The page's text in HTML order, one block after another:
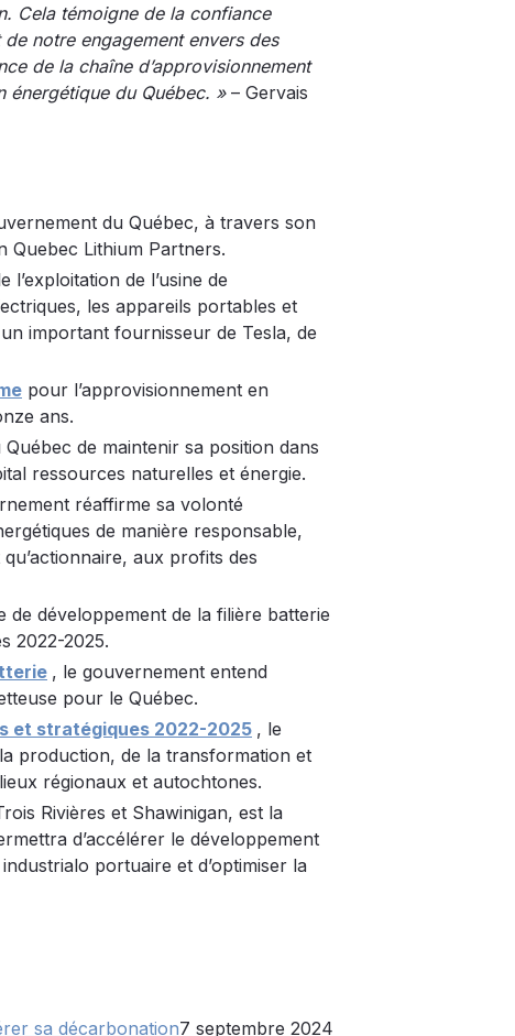
Cela témoigne de la confiance
notre engagement envers des
de la chaîne d’approvisionnement
énergétique du Québec. »– Gervais
du Québec, à travers son
Quebec Lithium Partners.
de l’usine de
les appareils portables et
important fournisseur de Tesla, de
pour l’approvisionnement en
ans.
de maintenir sa position dans
ressources naturelles et énergie.
réaffirme sa volonté
de manière responsable,
aux profits des
de développement de la filière batterie
2022-2025.
, le gouvernement entend
pour le Québec.
et stratégiques 2022-2025 , le
production, de la transformation et
régionaux et autochtones.
Rivières et Shawinigan, est la
d’accélérer le développement
portuaire et d’optimiser la
sa décarbonation7 septembre 2024